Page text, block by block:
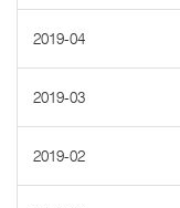
2019-04
2019-03
2019-02